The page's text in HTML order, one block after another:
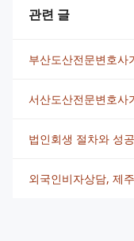
관련 글